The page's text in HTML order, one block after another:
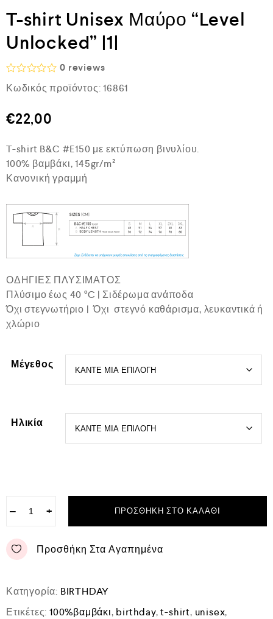
T-shirt Unisex Μαύρο “Level
Unlocked” |1|
Β
α
μ
ο
γ
ή
θ
η
0 reviews
Κωδικός προϊόντος: 16861
€22,00
T-shirt B&C #E150 με εκτύπωση βινυλίου.
100% βαμβάκι, 145gr/m²
Κανονική γραμμή
ΟΔΗΓΙΕΣ ΠΛΥΣΙΜΑΤΟΣ
Πλύσιμο έως 40 °C | Σιδέρωμα ανάποδα
Όχι στεγνωτήριο | Όχι στεγνό καθάρισμα, λευκαντικά ή
χλώριο
Μέγεθος
Ηλικία
− + ΠΡΟΣΘΉΚΗ ΣΤΟ ΚΑΛΆΘΙ
Προσθήκη Στα Αγαπημένα
Κατηγορία: BIRTHDAY
Ετικέτες: 100%βαμβάκι, birthday,t-shirt, unisex,